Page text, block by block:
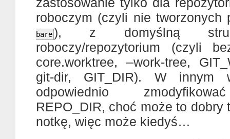
roboczym (czyli nie tworzonych
bare), z domyślną
roboczy/repozytorium (czyli
core.worktree, –work-tree,
git-dir, GIT_DIR). W innym
odpowiednio
REPO_DIR, choć może to dobry
notkę, więc może kiedyś…